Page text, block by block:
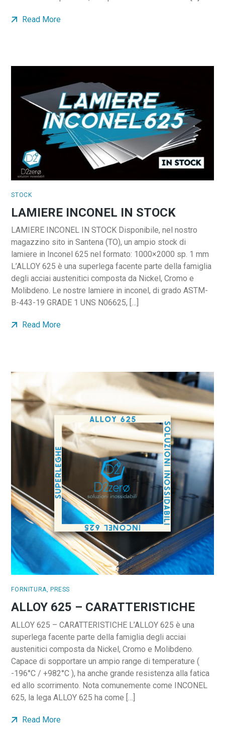
Read More
STOCK
LAMIERE INCONEL IN STOCK
LAMIERE INCONEL IN STOCK Disponibile, nel nostro
magazzino sito in Santena (TO), un ampio stock di
lamiere in Inconel 625 nel formato: 1000×2000 sp. 1 mm
L’ALLOY 625 è una superlega facente parte della famiglia
degli acciai austenitici composta da Nickel, Cromo e
Molibdeno. Le nostre lamiere in inconel, di grado ASTM-
B-443-19 GRADE 1 UNS N06625, […]
Read More
FORNITURA, PRESS
ALLOY 625 – CARATTERISTICHE
ALLOY 625 – CARATTERISTICHE L’ALLOY 625 è una
superlega facente parte della famiglia degli acciai
austenitici composta da Nickel, Cromo e Molibdeno.
Capace di sopportare un ampio range di temperature (
-196°C / +982°C ), ha anche grande resistenza alla fatica
ed allo scorrimento. Nota comunemente come INCONEL
625, la lega ALLOY 625 ha come […]
Read More